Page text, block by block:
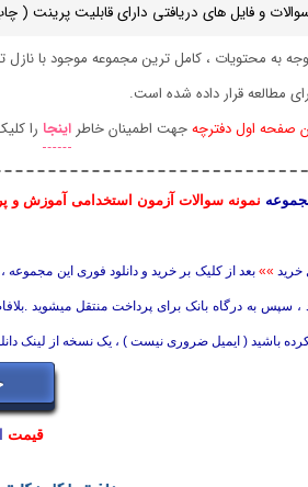
و فایل های دریافتی دارای قابلیت پرینت (
به محتویات ، کامل ترین مجموعه موجود با
مطالعه قرار داده شده است.
صفحه اول دفترچهجهت اطمینان خاطراینجا را
نمونه سوالات آزمون استخدامی آموزش و
خرید »»بعد از کلیک بر خرید و دانلود فوری این
، سپس به درگاه بانک برای پرداخت منتقل میشوید
کرده باشید ( ایمیل ضروری نیست ) ، یک نسخه از لینک
قیمت